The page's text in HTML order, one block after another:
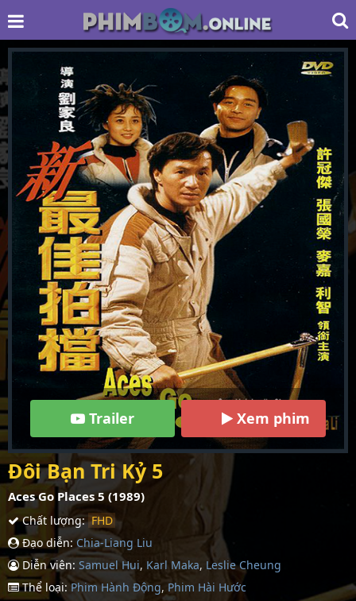
Trailer Xem phim
Đôi Bạn Tri Kỷ 5
Aces Go Places 5 (1989)
Chất lượng: FHD
Đạo diễn: Chia-Liang Liu
Diễn viên: Samuel Hui, Karl Maka, Leslie Cheung
Thể loại: Phim Hành Động, Phim Hài Hước